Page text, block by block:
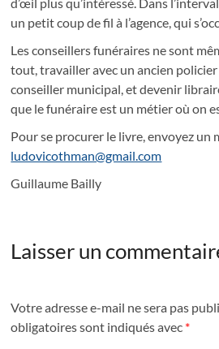
un petit coup de fil à l’agence, qui
Les conseillers funéraires ne sont
tout, travailler avec un ancien
conseiller municipal, et devenir
que le funéraire est un métier où on
Pour se procurer le livre, envoyez un
ludovicothman@gmail.com
Guillaume Bailly
Laisser un
Votre adresse e-mail ne sera pas
obligatoires sont indiqués avec *